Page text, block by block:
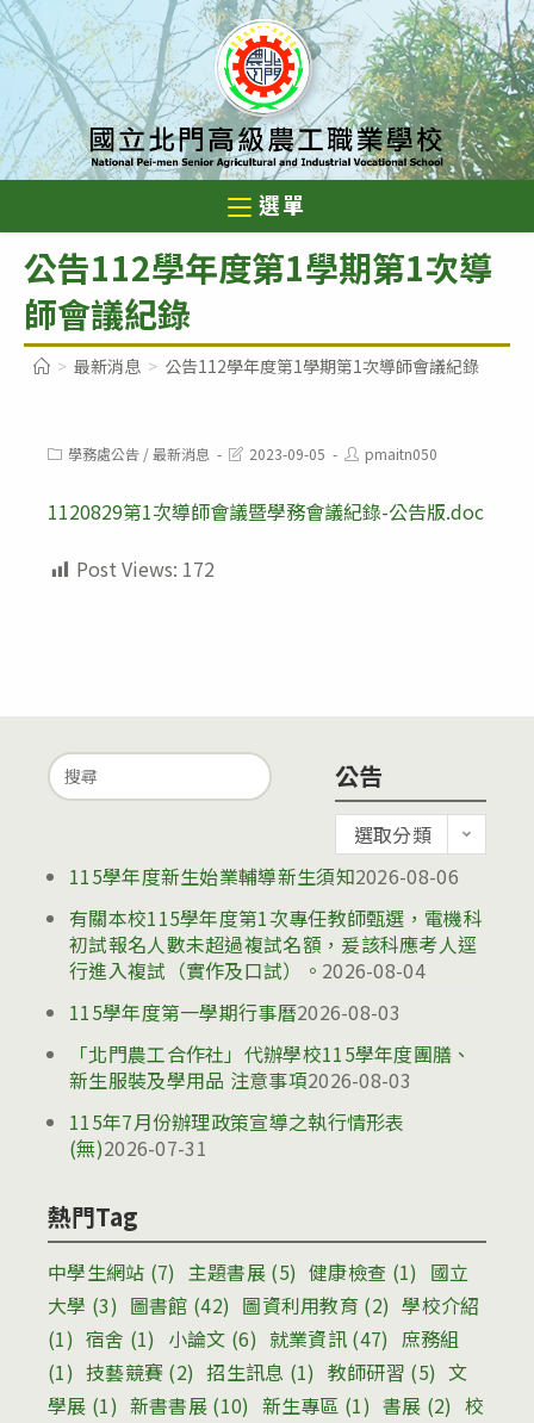
跳
轉
主
要
內
選單
公告112學年度第1學期第1次導
師會議紀錄
> 最新消息 > 公告112學年度第1學期第1次導師會議紀錄
Post學務處公告 /最新消息
Post2023-09-05
Post
author:
pmaitn050
1120829第1次導師會議暨學務會議紀錄-公告版.doc
Post Views: 172
Search
for:
公告
告
選取分類
115學年度新生始業輔導新生須知2026-08-06
有關本校115學年度第1次專任教師甄選，電機科
初試報名人數未超過複試名額，爰該科應考人逕
行進入複試（實作及口試）。 2026-08-04
115學年度第一學期行事曆2026-08-03
「北門農工合作社」代辦學校115學年度團膳、
新生服裝及學用品 注意事項2026-08-03
115年7月份辦理政策宣導之執行情形表
(無)2026-07-31
熱門Tag
中學生網站 (7) 主題書展(5) 健康檢查 (1) 國立
大學 (3) 圖書館 (42) 圖資利用教育 (2) 學校介紹
(1) 宿舍 (1) 小論文 (6) 就業資訊 (47) 庶務組
(1) 技藝競賽 (2) 招生訊息 (1) 教師研習 (5) 文
學展 (1) 新書書展 (10) 新生專區 (1) 書展 (2) 校